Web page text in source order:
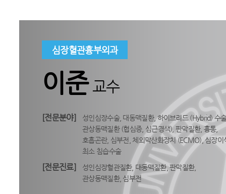
심장혈관흉부외과
이준교수
[전문분야]
성인심장수술, 대동맥질환, 하이브리드 (Hybrid) 수
관상동맥질환 (협심증, 심근경색), 판막질환, 흉통,
호흡곤란, 심부전, 체외막산화장치 (ECMO), 심장이
최소 침습수술
[전문진료]
성인심장혈관질환, 대동맥질환, 판막질환,
관상동맥질환, 심부전